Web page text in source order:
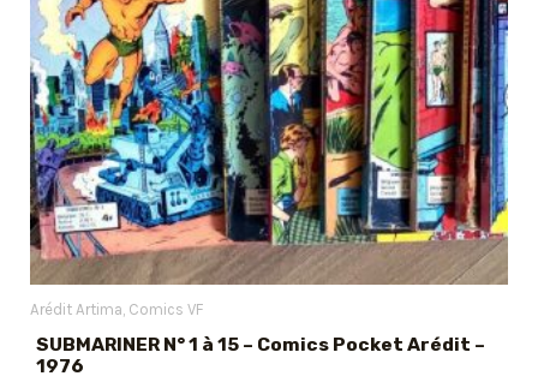
Arédit Artima Comics VF
SUBMARINER N° 1 à 15 – Comics Pocket Arédit –
1976